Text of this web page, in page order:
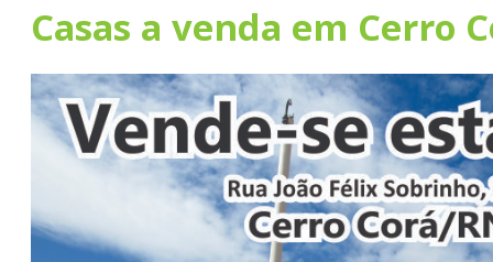
Casas a venda em Cerro